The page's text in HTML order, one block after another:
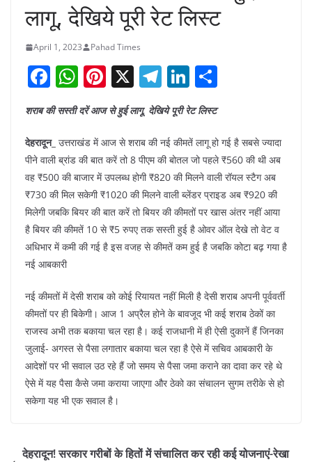
लागू, देखिये पूरी रेट लिस्ट
April 1, 2023 Pahad Times
F
a
c
e
b
o
o
k
W
h
at
s
A
p
p
Pi
nt
er
e
st
X T
el
e
gr
a
m
Li
n
k
e
dI
n
e
शराब की सस्ती दरें आज से हुई लागू, देखिये पूरी रेट लिस्ट
देहरादून_ उत्तराखंड में आज से शराब की नई कीमतें लागू हो गई है सबसे ज्यादा
पीने वाली ब्रांड की बात करें तो 8 पीएम की बोतल जो पहले ₹560 की थी अब
वह ₹500 की बाजार में उपलब्ध होगी ₹820 की मिलने वाली रॉयल स्टैग अब
₹730 की मिल सकेगी ₹1020 की मिलने वाली ब्लेंडर प्राइड अब ₹920 की
मिलेगी जबकि बियर की बात करें तो बियर की कीमतों पर खास अंतर नहीं आया
है बियर की कीमतें 10 से ₹5 रुपए तक सस्ती हुई है ओवर ऑल देखे तो वेट व
अधिभार में कमी की गई है इस वजह से कीमतें कम हुई है जबकि कोटा बढ़ गया है
नई आबकारी
नई कीमतों में देसी शराब को कोई रियायत नहीं मिली है देसी शराब अपनी पूर्ववर्ती
कीमतों पर ही बिकेगी। आज 1 अप्रैल होने के बावजूद भी कई शराब ठेकों का
राजस्व अभी तक बकाया चल रहा है। कई राजधानी में ही ऐसी दुकानें हैं जिनका
जुलाई- अगस्त से पैसा लगातार बकाया चल रहा है ऐसे में सचिव आबकारी के
आदेशों पर भी सवाल उठ रहे हैं जो समय से पैसा जमा कराने का दावा कर रहे थे
ऐसे में यह पैसा कैसे जमा कराया जाएगा और ठेको का संचालन सुगम तरीके से हो
सकेगा यह भी एक सवाल है।
देहरादून! सरकार गरीबों के हितों में संचालित कर रही कई योजनाएं-रेखा